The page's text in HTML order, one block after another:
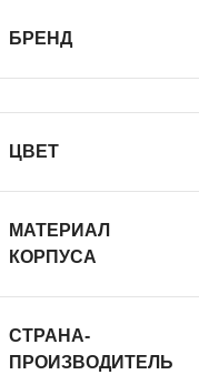
БРЕНД
ЦВЕТ
МАТЕРИАЛ
КОРПУСА
СТРАНА-
ПРОИЗВОДИТЕЛЬ